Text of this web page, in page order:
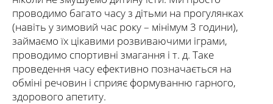
проводимо багато часу з дітьми на прогулянках
(навіть у зимовий час року – мінімум 3 години),
займаємо їх цікавими розвиваючими іграми,
проводимо спортивні змагання і т. д. Таке
проведення часу ефективно позначається на
обміні речовин і сприяє формуванню гарного,
здорового апетиту.